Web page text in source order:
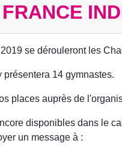
se dérouleront les
14 gymnastes.
places auprès de
disponibles dans le
un message à :